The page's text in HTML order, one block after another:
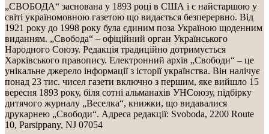
„СВОБОДА“ заснована у 1893 році в США і є найстаршою у
світі україномовною газетою що видається безперервно. Від
1921 року до 1998 року була єдиним поза Україною щоденним
виданням. „Свобода“ – офіційний орган Українського
Народного Союзу. Редакція традиційно дотримується
Харківського правопису. Електронний архів „Свободи“ – це
унікальне джерело інформації з історії українства. Він налічує
понад 23 тис. чисел газети включно з першим, яке вийшло 15
вересня 1893 року, біля сотні альманахів УНСоюзу, підбірку
дитячого журналу „Веселка“, книжки, що видавалися
друкарнею „Свободи“. Адреса редакції: Svoboda, 2200 Route
10, Parsippany, NJ 07054